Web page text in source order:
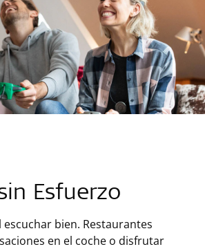
Esfuerzo
bien. Restaurantes
en el coche o disfrutar